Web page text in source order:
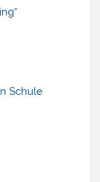
Schule